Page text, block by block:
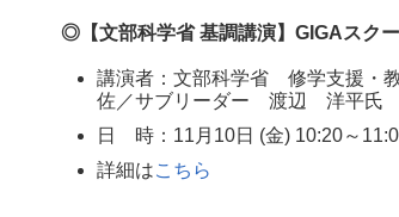
◎【文部科学省 基調講演】GIGAスク
講演者：文部科学省 修学支援・
佐／サブリーダー 渡辺 洋平氏
日 時：11月10日 (金) 10:20～
詳細はこちら